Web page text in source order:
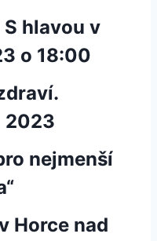
hlavou v
o 18:00
2023
nejmenší
Horce nad